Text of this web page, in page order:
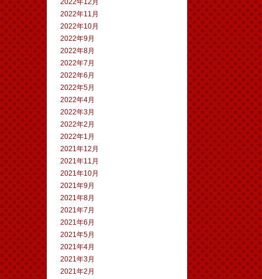
2022年12月
2022年11月
2022年10月
2022年9月
2022年8月
2022年7月
2022年6月
2022年5月
2022年4月
2022年3月
2022年2月
2022年1月
2021年12月
2021年11月
2021年10月
2021年9月
2021年8月
2021年7月
2021年6月
2021年5月
2021年4月
2021年3月
2021年2月